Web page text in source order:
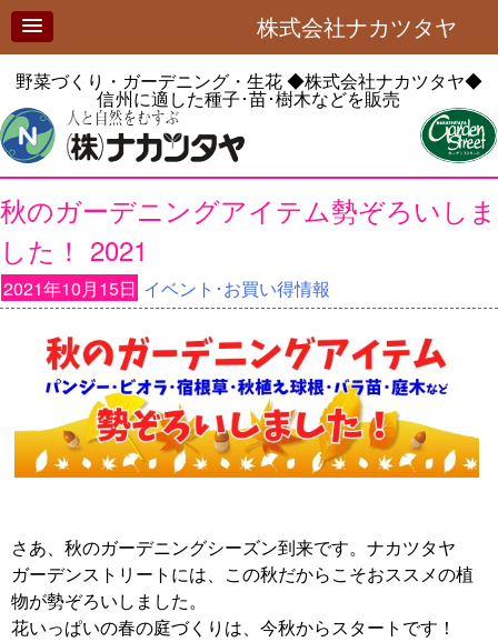
株式会社ナカツタヤ
野菜づくり・ガーデニング・生花◆株式会社ナカツタヤ◆
信州に適した種子･苗･樹木などを販売
秋のガーデニングアイテム勢ぞろいしま
した！ 2021
2021年10月15日 イベント･お買い得情報
さあ、秋のガーデニングシーズン到来です。ナカツタヤ
ガーデンストリートには、この秋だからこそおススメの植
物が勢ぞろいしました。
花いっぱいの春の庭づくりは、今秋からスタートです！